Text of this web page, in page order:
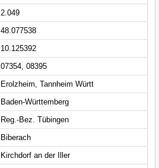
2.049
48.077538
10.125392
07354, 08395
Erolzheim, Tannheim Württ
Baden-Württemberg
Reg.-Bez. Tübingen
Biberach
Kirchdorf an der Iller